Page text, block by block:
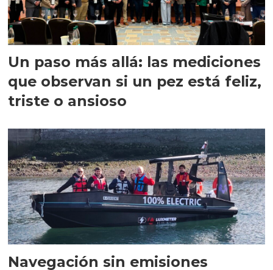
Un paso más allá: las mediciones
que observan si un pez está feliz,
triste o ansioso
Navegación sin emisiones